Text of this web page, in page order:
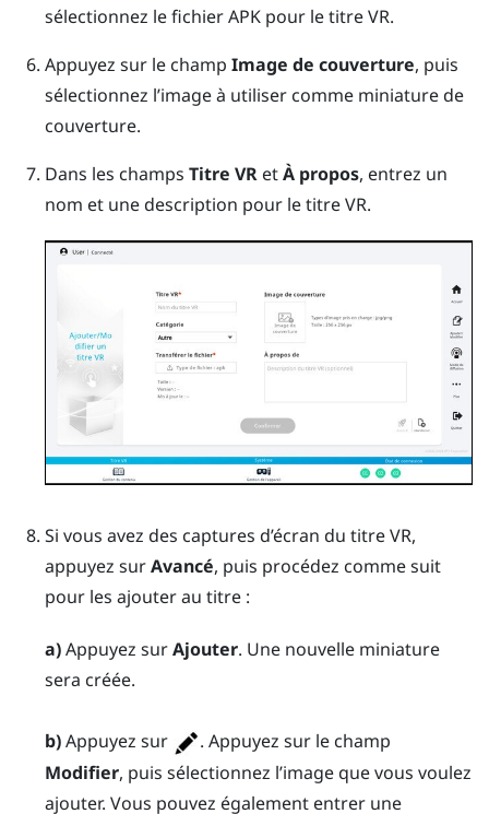
sélectionnez le fichier APK pour le titre VR.
Appuyez sur le champ Image de couverture, puis
sélectionnez l’image à utiliser comme miniature de
couverture.
Dans les champs Titre VRetÀ propos, entrez un
nom et une description pour le titre VR.
Si vous avez des captures d’écran du titre VR,
appuyez surAvancé, puis procédez comme suit
pour les ajouter au titre :
a)Appuyez surAjouter. Une nouvelle miniature
sera créée.
b)Appuyez sur
. Appuyez sur le champ
Modifier, puis sélectionnez l’image que vous voulez
ajouter. Vous pouvez également entrer une